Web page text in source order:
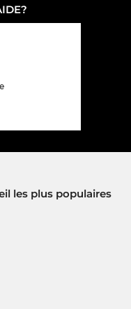
les plus populaires